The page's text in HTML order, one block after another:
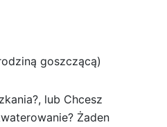
goszczącą)
lub Chcesz
Żaden